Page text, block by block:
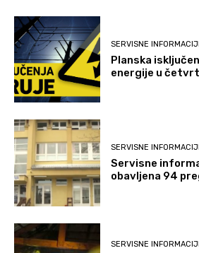
SERVISNE
Planska
energije u
SERVISNE
Servisne
obavljena 94
SERVISNE